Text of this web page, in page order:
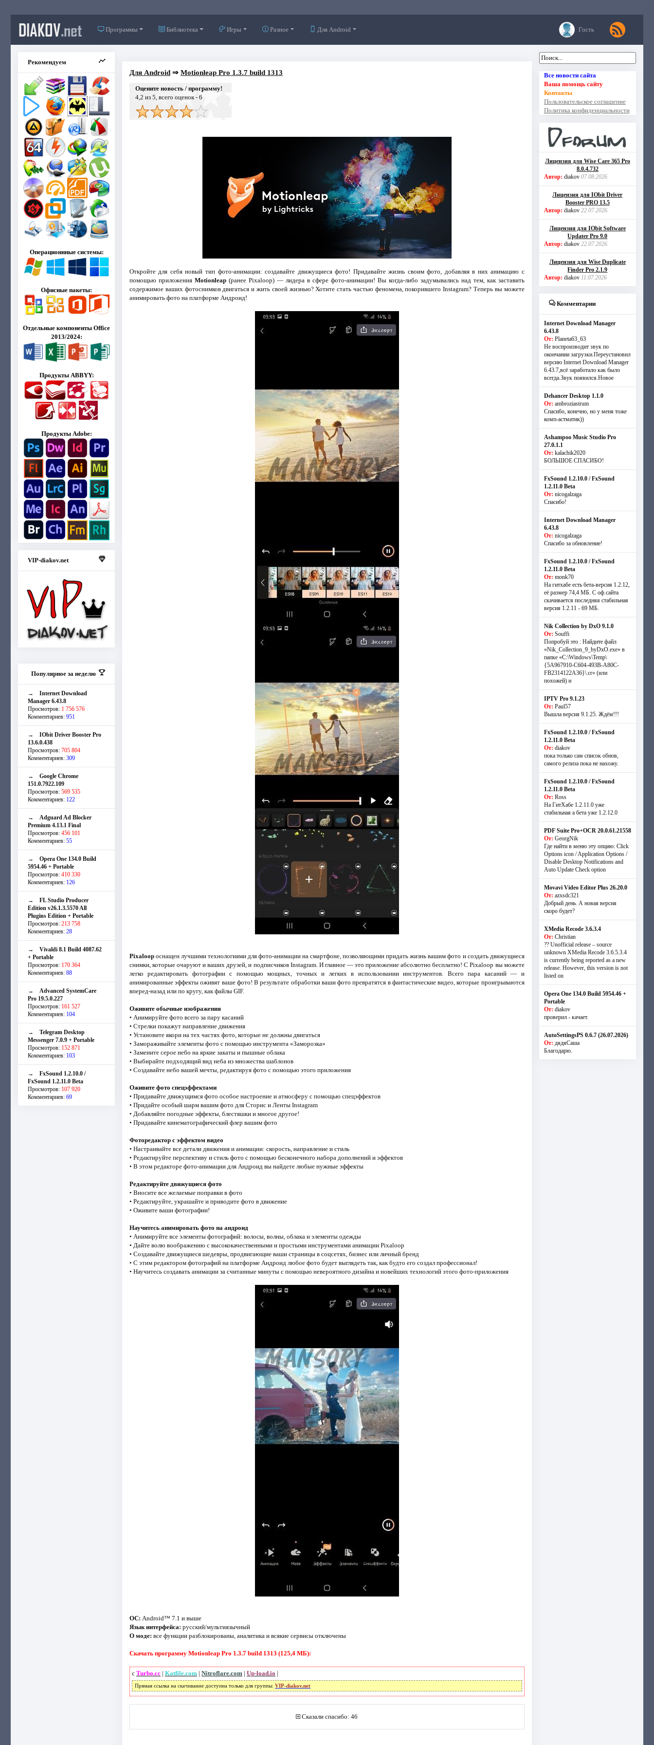
DIAKOV.net Программы Библиотека Игры Разное Для Android Гость
Рекомендуем
Операционнные системы:
Офисные пакеты:
Отдельные компоненты Office
2013/2024:
Продукты ABBYY:
Продукты Adobe:
VIP-diakov.net
Популярное за неделю
→ Internet Download
Manager 6.43.8
Просмотров: 1 756 576
Комментариев: 951
→ IObit Driver Booster Pro
13.6.0.438
Просмотров: 705 804
Комментариев: 309
→ Google Chrome
151.0.7922.109
Просмотров: 569 535
Комментариев: 122
→ Adguard Ad Blocker
Premium 4.13.1 Final
Просмотров: 456 101
Комментариев: 55
→ Opera One 134.0 Build
5954.46 + Portable
Просмотров: 410 330
Комментариев: 126
→ FL Studio Producer
Edition v26.1.3.5570 All
Plugins Edition + Portable
Просмотров: 213 758
Комментариев: 28
→ Vivaldi 8.1 Build 4087.62
+ Portable
Просмотров: 170 364
Комментариев: 88
→ Advanced SystemCare
Pro 19.5.0.227
Просмотров: 161 527
Комментариев: 104
→ Telegram Desktop
Messenger 7.0.9 + Portable
Просмотров: 152 871
Комментариев: 103
→ FxSound 1.2.10.0 /
FxSound 1.2.11.0 Beta
Просмотров: 107 920
Комментариев: 69
Для Android⇒ Motionleap Pro 1.3.7 build 1313
Оцените новость / программу!
4,2 из 5, всего оценок - 6
Откройте для себя новый тип фото-анимации: создавайте движущиеся фото! Придавайте жизнь своим фото, добавляя в них анимацию с
помощью приложения Motionleap(ранее Pixaloop) — лидера в сфере фото-анимации! Вы когда-либо задумывались над тем, как заставить
содержимое ваших фотоснимков двигаться и жить своей жизнью? Хотите стать частью феномена, покорившего Instagram? Теперь вы можете
анимировать фото на платформе Андроид!
Pixaloopоснащен лучшими технологиями для фото-анимации на смартфоне, позволяющими придать жизнь вашим фото и создать движущиеся
снимки, которые очаруют и ваших друзей, и подписчиков Instagram. И главное — это приложение абсолютно бесплатно! С Pixaloop вы можете
легко редактировать фотографии с помощью мощных, точных и легких в использовании инструментов. Всего пара касаний — и
анимированные эффекты оживят ваше фото! В результате обработки ваши фото превратятся в фантастические видео, которые проигрываются
вперед-назад или по кругу, как файлы GIF.
Оживите обычные изображения
• Анимируйте фото всего за пару касаний
• Стрелки покажут направление движения
• Установите якори на тех частях фото, которые не должны двигаться
• Замораживайте элементы фото с помощью инструмента «Заморозка»
• Замените серое небо на яркие закаты и пышные облака
• Выбирайте подходящий вид неба из множества шаблонов
• Создавайте небо вашей мечты, редактируя фото с помощью этого приложения
Оживите фото спецэффектами
• Придавайте движущимся фото особое настроение и атмосферу с помощью спецэффектов
• Придайте особый шарм вашим фото для Сторис и Ленты Instagram
• Добавляйте погодные эффекты, блестяшки и многое другое!
• Придавайте кинематографический флер вашим фото
Фоторедактор с эффектом видео
• Настраивайте все детали движения и анимации: скорость, направление и стиль
• Редактируйте перспективу и стиль фото с помощью бесконечного набора дополнений и эффектов
• В этом редакторе фото-анимации для Андроид вы найдете любые нужные эффекты
Редактируйте движущиеся фото
• Вносите все желаемые поправки в фото
• Редактируйте, украшайте и приводите фото в движение
• Оживите ваши фотографии!
Научитесь анимировать фото на андроид
• Анимируйте все элементы фотографий: волосы, волны, облака и элементы одежды
• Дайте волю воображению с высококачественными и простыми инструментами анимации Pixaloop
• Создавайте движущиеся шедевры, продвигающие ваши страницы в соцсетях, бизнес или личный бренд
• С этим редактором фотографий на платформе Андроид любое фото будет выглядеть так, как будто его создал профессионал!
• Научитесь создавать анимации за считанные минуты с помощью невероятного дизайна и новейших технологий этого фото-приложения
ОС: Android™ 7.1 и выше
Язык интерфейса: русский/мультиязычный
О моде: все функции разблокированы, аналитика и всякие сервисы отключены
Скачать программу Motionleap Pro 1.3.7 build 1313 (125,4 МБ):
с Turbo.cc| Katfile.com | Nitroflare.com | Up-load.io |
Прямая ссылка на скачивание доступна только для группы: VIP-diakov.net
Сказали спасибо: 46
Все новости сайта
Ваша помощь сайту
Контакты
Пользовательское соглашение
Политика конфиденциальности
Лицензия для Wise Care 365 Pro
8.0.4.732
Автор: diakov 07.08.2026
Лицензия для IObit Driver
Booster PRO 13.5
Автор: diakov 22.07.2026
Лицензия для IObit Software
Updater Pro 9.0
Автор: diakov 22.07.2026
Лицензия для Wise Duplicate
Finder Pro 2.1.9
Автор: diakov 11.07.2026
Комментарии
Internet Download Manager
6.43.8
От: Planeta63_63
Не воспроизводит звук по
окончании загрузки.Переустановил
версию Internet Download Manager
6.43.7,всё заработало как было
всегда.Звук появился.Новое
Dehancer Desktop 1.1.0
От: ambroziastrum
Спасибо, конечно, но у меня тоже
комп-астматик))
Ashampoo Music Studio Pro
27.0.1.1
От: kalachik2020
БОЛЬШОЕ СПАСИБО!
FxSound 1.2.10.0 / FxSound
1.2.11.0 Beta
От: nicogalzaga
Спасибо!
Internet Download Manager
6.43.8
От: nicogalzaga
Спасибо за обновление!
FxSound 1.2.10.0 / FxSound
1.2.11.0 Beta
От: monk70
На гитхабе есть бета-версия 1.2.12,
её размер 74,4 МБ. С оф.сайта
скачивается последняя стабильная
версия 1.2.11 - 69 МБ.
Nik Collection by DxO 9.1.0
От: Souffi
Попробуй это : Найдите файл
«Nik_Collection_9_byDxO.exe» в
папке «C:\Windows\Temp\
{5A967910-C604-493B-A80C-
FB2314122A36}\.cr» (или
похожей) и
IPTV Pro 9.1.23
От: Paul57
Вышла версия 9.1.25. Ждём!!!
FxSound 1.2.10.0 / FxSound
1.2.11.0 Beta
От: diakov
пока только сам список обнов,
самого релиза пока не нахожу.
FxSound 1.2.10.0 / FxSound
1.2.11.0 Beta
От: Ross
На ГитХабе 1.2.11.0 уже
стабильная а бета уже 1.2.12.0
PDF Suite Pro+OCR 20.0.61.21558
От: GeorgNik
Где найти в меню эту опцию: Click
Options icon / Application Options /
Disable Desktop Notifications and
Auto Update Check option
Movavi Video Editor Plus 26.20.0
От: azxsdc321
Добрый день. А новая версия
скоро будет?
XMedia Recode 3.6.3.4
От: Christian
?? Unofficial release – source
unknown XMedia Recode 3.6.5.3.4
is currently being reported as a new
release. However, this version is not
listed on
Opera One 134.0 Build 5954.46 +
Portable
От: diakov
проверил - качает.
AutoSettingsPS 0.6.7 (26.07.2026)
От: дядяСаша
Благодарю.